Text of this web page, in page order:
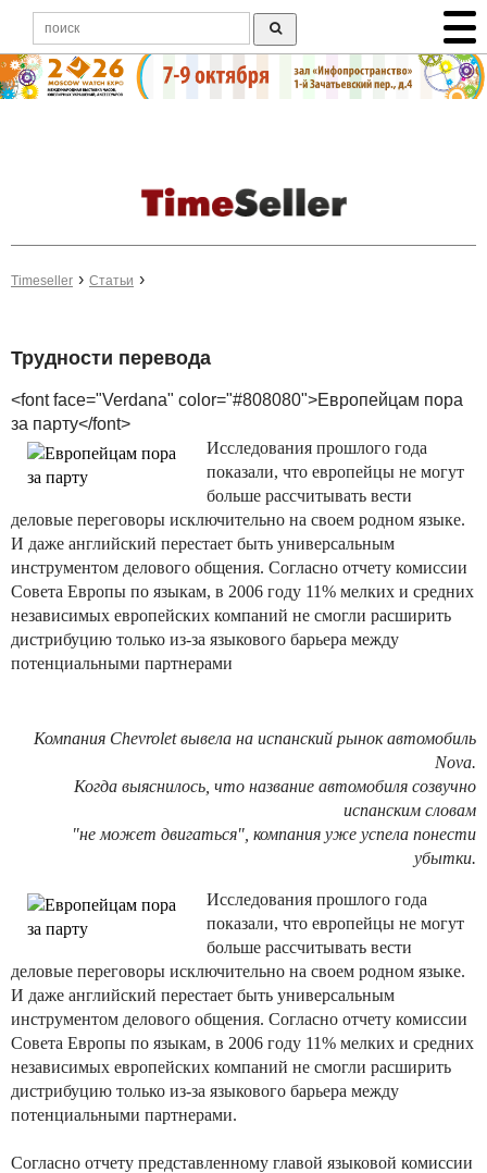
Timeseller Статьи
Трудности перевода
<font face="Verdana" color="#808080">Европейцам пора
за парту</font>
Исследования прошлого года
показали, что европейцы не могут
больше рассчитывать вести
деловые переговоры исключительно на своем родном языке.
И даже английский перестает быть универсальным
инструментом делового общения. Согласно отчету комиссии
Совета Европы по языкам, в 2006 году 11% мелких и средних
независимых европейских компаний не смогли расширить
дистрибуцию только из-за языкового барьера между
потенциальными партнерами
Компания Chevrolet вывела на испанский рынок автомобиль
Nova.
Когда выяснилось, что название автомобиля созвучно
испанским словам
"не может двигаться", компания уже успела понести
убытки.
Исследования прошлого года
показали, что европейцы не могут
больше рассчитывать вести
деловые переговоры исключительно на своем родном языке.
И даже английский перестает быть универсальным
инструментом делового общения. Согласно отчету комиссии
Совета Европы по языкам, в 2006 году 11% мелких и средних
независимых европейских компаний не смогли расширить
дистрибуцию только из-за языкового барьера между
потенциальными партнерами.
Согласно отчету представленному главой языковой комиссии